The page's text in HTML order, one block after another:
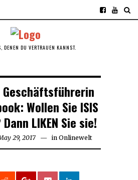
DENEN DU VERTRAUEN KANNST.
Wollen Sie ISIS
LIKEN Sie sie!
29, 2017 in Onlinewelt